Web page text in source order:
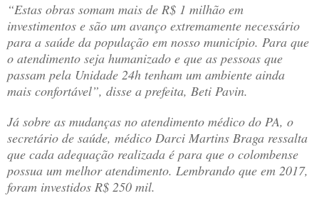
“Estas obras somam mais de R$ 1 milhão em
investimentos e são um avanço extremamente necessário
para a saúde da população em nosso município. Para que
o atendimento seja humanizado e que as pessoas que
passam pela Unidade 24h tenham um ambiente ainda
mais confortável”, disse a prefeita, Beti Pavin.
Já sobre as mudanças no atendimento médico do PA, o
secretário de saúde, médico Darci Martins Braga ressalta
que cada adequação realizada é para que o colombense
possua um melhor atendimento. Lembrando que em 2017,
foram investidos R$ 250 mil.